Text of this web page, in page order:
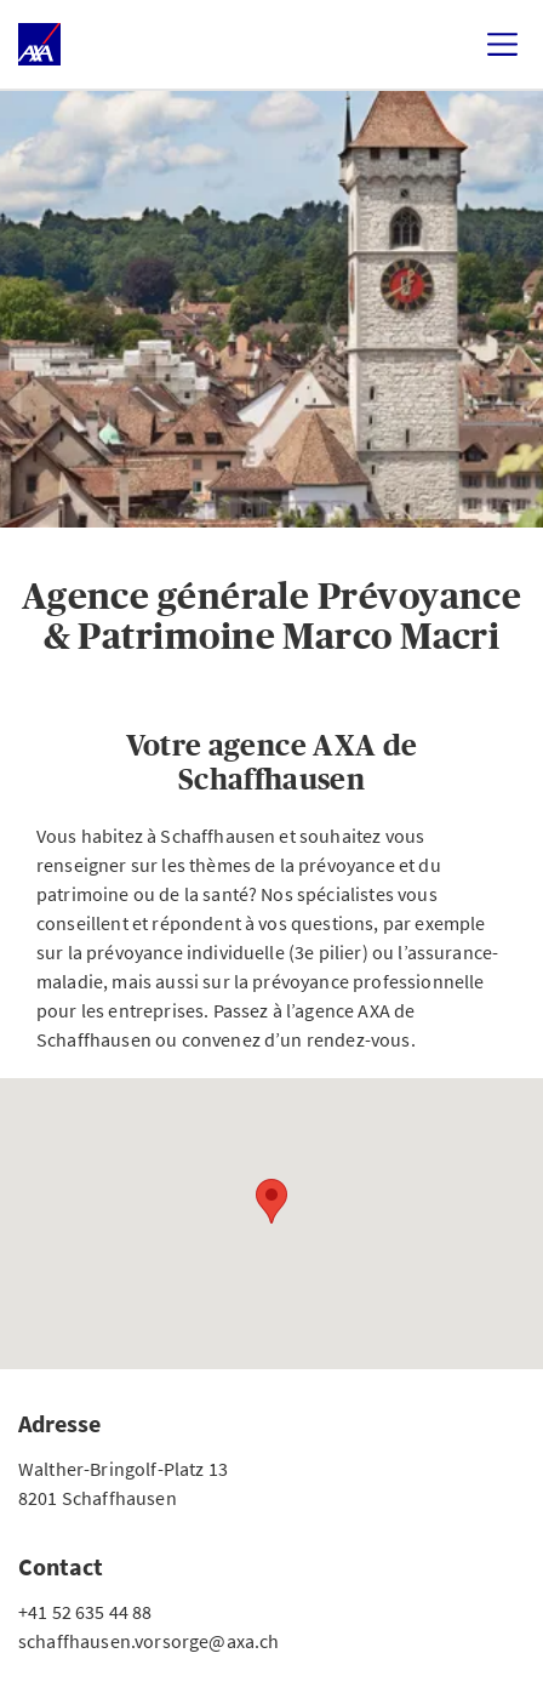
Agence générale Prévoyance
& Patrimoine Marco Macri
Votre agence AXA de
Schaffhausen
Vous habitez à Schaffhausen et souhaitez vous
renseigner sur les thèmes de la prévoyance et du
patrimoine ou de la santé? Nos spécialistes vous
conseillent et répondent à vos questions, par exemple
sur la prévoyance individuelle (3e pilier) ou l’assurance-
maladie, mais aussi sur la prévoyance professionnelle
pour les entreprises. Passez à l’agence AXA de
Schaffhausen ou convenez d’un rendez-vous.
Adresse
Walther-Bringolf-Platz 13
8201 Schaffhausen
Contact
+41 52 635 44 88
schaffhausen.vorsorge@axa.ch